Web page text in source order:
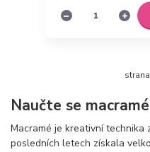
strana
Naučte se
Macramé je kreativní technika
posledních letech získala